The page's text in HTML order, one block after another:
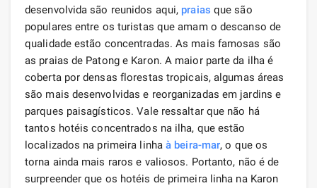
desenvolvida são reunidos aqui, praias que são
populares entre os turistas que amam o descanso de
qualidade estão concentradas. As mais famosas são
as praias de Patong e Karon. A maior parte da ilha é
coberta por densas florestas tropicais, algumas áreas
são mais desenvolvidas e reorganizadas em jardins e
parques paisagísticos. Vale ressaltar que não há
tantos hotéis concentrados na ilha, que estão
localizados na primeira linhaà beira-mar, o que os
torna ainda mais raros e valiosos. Portanto, não é de
surpreender que os hotéis de primeira linha na Karon